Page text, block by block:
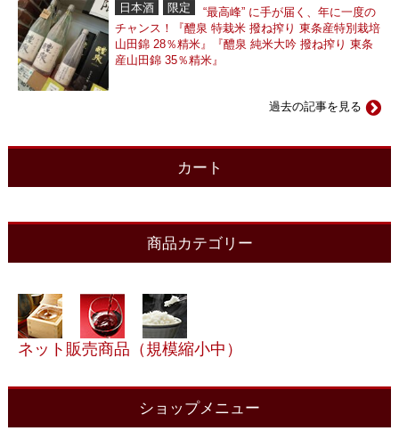
日本酒 限定
“最高峰” に手が届く、年に一度の
チャンス！『醴泉 特栽米 撥ね搾り 東条産特別栽培
山田錦 28％精米』『醴泉 純米大吟 撥ね搾り 東条
産山田錦 35％精米』
過去の記事を見る
カート
商品カテゴリー
ネット販売商品（規模縮小中）
ショップメニュー